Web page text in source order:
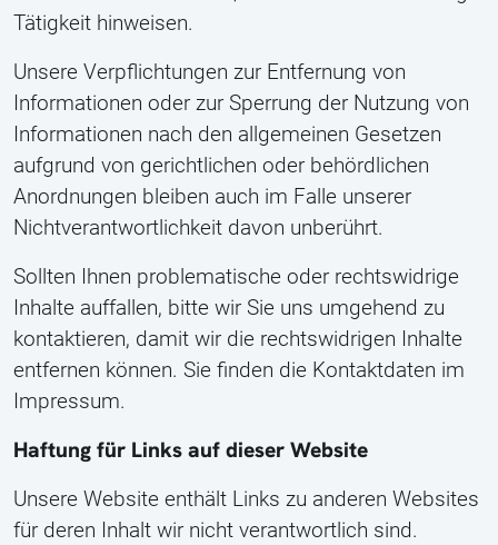
Tätigkeit hinweisen.
Unsere Verpflichtungen zur Entfernung von
Informationen oder zur Sperrung der Nutzung von
Informationen nach den allgemeinen Gesetzen
aufgrund von gerichtlichen oder behördlichen
Anordnungen bleiben auch im Falle unserer
Nichtverantwortlichkeit davon unberührt.
Sollten Ihnen problematische oder rechtswidrige
Inhalte auffallen, bitte wir Sie uns umgehend zu
kontaktieren, damit wir die rechtswidrigen Inhalte
entfernen können. Sie finden die Kontaktdaten im
Impressum.
Haftung für Links auf dieser Website
Unsere Website enthält Links zu anderen Websites
für deren Inhalt wir nicht verantwortlich sind.